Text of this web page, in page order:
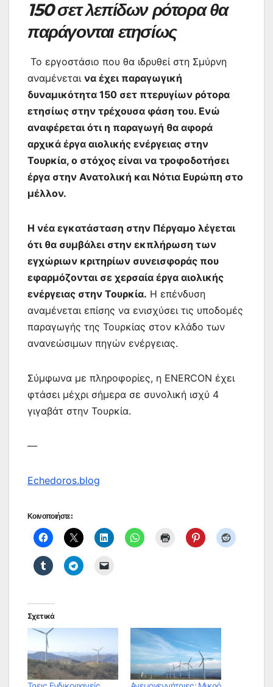
150 σετ λεπίδων ρότορα θα
παράγονται ετησίως
Το εργοστάσιο που θα ιδρυθεί στη Σμύρνη
αναμένεται να έχει παραγωγική
δυναμικότητα 150 σετ πτερυγίων ρότορα
ετησίως στην τρέχουσα φάση του. Ενώ
αναφέρεται ότι η παραγωγή θα αφορά
αρχικά έργα αιολικής ενέργειας στην
Τουρκία, ο στόχος είναι να τροφοδοτήσει
έργα στην Ανατολική και Νότια Ευρώπη στο
μέλλον.
Η νέα εγκατάσταση στην Πέργαμο λέγεται
ότι θα συμβάλει στην εκπλήρωση των
εγχώριων κριτηρίων συνεισφοράς που
εφαρμόζονται σε χερσαία έργα αιολικής
ενέργειας στην Τουρκία. Η επένδυση
αναμένεται επίσης να ενισχύσει τις υποδομές
παραγωγής της Τουρκίας στον κλάδο των
ανανεώσιμων πηγών ενέργειας.
Σύμφωνα με πληροφορίες, η ENERCON έχει
φτάσει μέχρι σήμερα σε συνολική ισχύ 4
γιγαβάτ στην Τουρκία.
—
Echedoros.blog
Κοινοποιήστε:
Σχετικά